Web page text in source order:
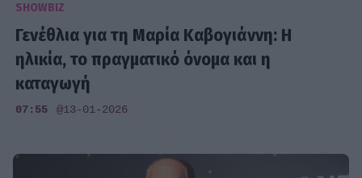
SHOWBIZ
Γενέθλια για τη Μαρία Καβογιάννη: Η
ηλικία, το πραγματικό όνομα και η
καταγωγή
07:55 @13-01-2026